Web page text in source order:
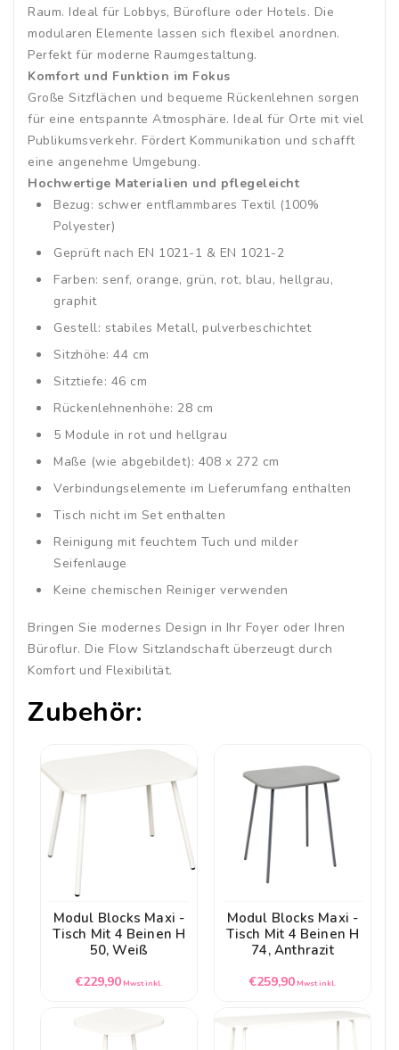
Raum. Ideal für Lobbys, Büroflure oder Hotels. Die
modularen Elemente lassen sich flexibel anordnen.
Perfekt für moderne Raumgestaltung.
Komfort und Funktion im Fokus
Große Sitzflächen und bequeme Rückenlehnen sorgen
für eine entspannte Atmosphäre. Ideal für Orte mit viel
Publikumsverkehr. Fördert Kommunikation und schafft
eine angenehme Umgebung.
Hochwertige Materialien und pflegeleicht
Bezug: schwer entflammbares Textil (100%
Polyester)
Geprüft nach EN 1021-1 & EN 1021-2
Farben: senf, orange, grün, rot, blau, hellgrau,
graphit
Gestell: stabiles Metall, pulverbeschichtet
Sitzhöhe: 44 cm
Sitztiefe: 46 cm
Rückenlehnenhöhe: 28 cm
5 Module in rot und hellgrau
Maße (wie abgebildet): 408 x 272 cm
Verbindungselemente im Lieferumfang enthalten
Tisch nicht im Set enthalten
Reinigung mit feuchtem Tuch und milder
Seifenlauge
Keine chemischen Reiniger verwenden
Bringen Sie modernes Design in Ihr Foyer oder Ihren
Büroflur. Die Flow Sitzlandschaft überzeugt durch
Komfort und Flexibilität.
Zubehör:
Modul Blocks Maxi -
Tisch Mit 4 Beinen H
50, Weiß
Normaler
€229,90 Mwst inkl.
Modul Blocks Maxi -
Tisch Mit 4 Beinen H
74, Anthrazit
Normaler
€259,90 Mwst inkl.